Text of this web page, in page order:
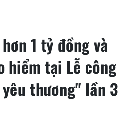
1 tỷ đồng và
hiểm tại Lễ công
thương" lần 3